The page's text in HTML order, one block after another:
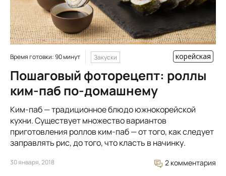
Время готовки: 90 минут Закуски корейская
Пошаговый фоторецепт: роллы
ким-паб по-домашнему
Ким-паб — традиционное блюдо южнокорейской
кухни. Существует множество вариантов
приготовления роллов ким-паб — от того, как следует
заправлять рис, до того, что класть в начинку.
30 января, 2018 2 комментария